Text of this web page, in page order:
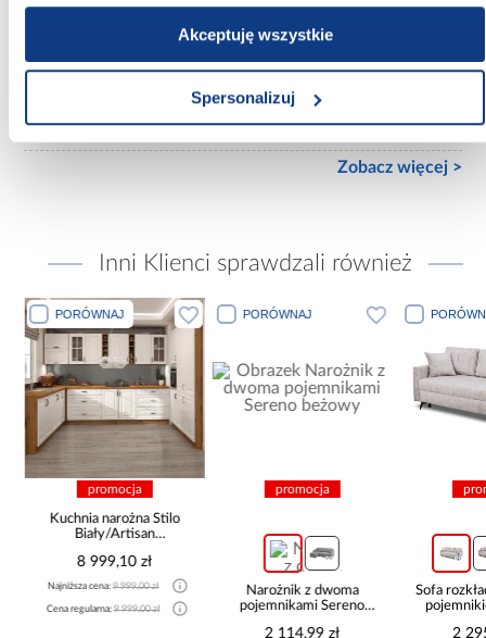
Akceptuję wszystkie
Spersonalizuj
mat
Zobacz więcej >
Inni Klienci sprawdzali również
PORÓWNAJ
promocja
Kuchnia narożna Stilo
Biały/Artisan
8 999,10 zł
Najniższa cena:9 999,00 zł
Cena regularna:9 999,00 zł
PORÓWNAJ
promocja
Narożnik z dwoma
pojemnikami Sereno
2 114,99 zł
Sofa
2